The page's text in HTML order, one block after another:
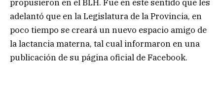
propusieron en el BLH. Fue en este sentido que les
adelantó que en la Legislatura de la Provincia, en
poco tiempo se creará un nuevo espacio amigo de
la lactancia materna, tal cual informaron en una
publicación de su página oficial de Facebook.